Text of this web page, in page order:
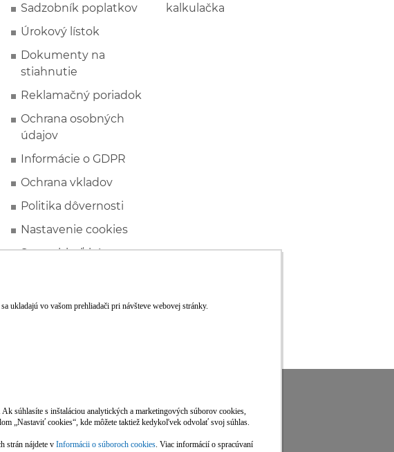
Sadzobník poplatkov
Úrokový lístok
Dokumenty na
stiahnutie
Reklamačný poriadok
Ochrana osobných
údajov
Informácie o GDPR
Ochrana vkladov
Politika dôvernosti
Nastavenie cookies
Spotrebiteľské
kalkulačka
Viac informácií